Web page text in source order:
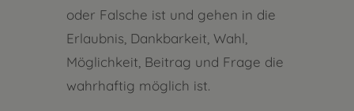
oder Falsche ist und gehen in die
Erlaubnis, Dankbarkeit, Wahl,
Möglichkeit, Beitrag und Frage die
wahrhaftig möglich ist.